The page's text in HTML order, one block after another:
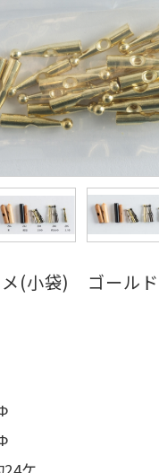
(小袋) ゴール